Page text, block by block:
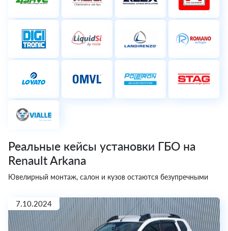
Реальные кейсы установки ГБО на
Renault Arkana
Ювелирный монтаж, салон и кузов остаются безупречными
7.10.2024